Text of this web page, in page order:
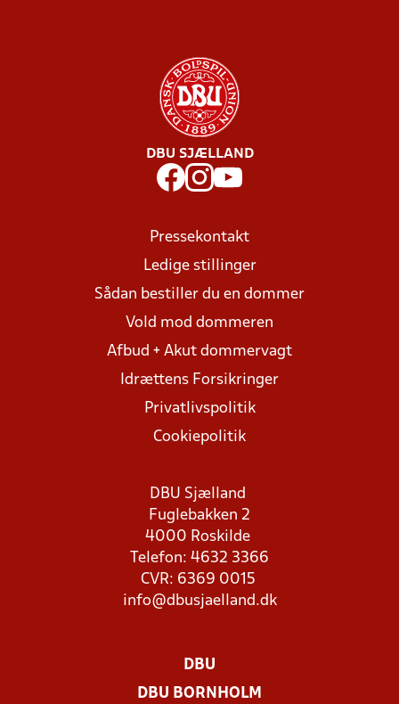
DBU SJÆLLAND
Pressekontakt
Ledige stillinger
Sådan bestiller du en dommer
Vold mod dommeren
Afbud + Akut dommervagt
Idrættens Forsikringer
Privatlivspolitik
Cookiepolitik
DBU Sjælland
Fuglebakken 2
4000 Roskilde
Telefon: 4632 3366
CVR: 6369 0015
info@dbusjaelland.dk
DBU
DBU BORNHOLM